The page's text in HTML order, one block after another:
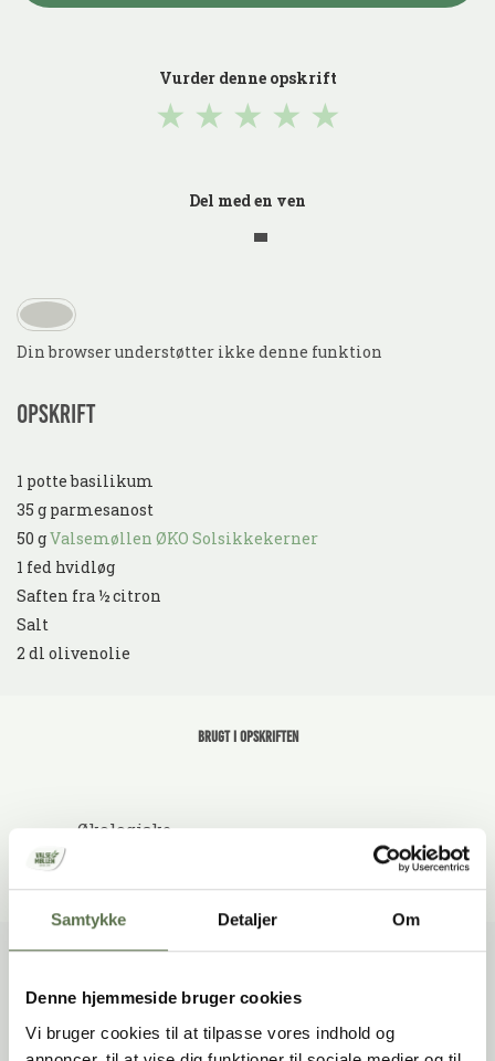
Samtykke Detaljer Om
Denne hjemmeside bruger cookies
Vi bruger cookies til at tilpasse vores indhold og
Vurder denne opskrift
★ ★ ★ ★ ★
Del med en ven
Din browser understøtter ikke denne funktion
Opskrift
1 potte basilikum
35 g parmesanost
50 gValsemøllen ØKO Solsikkekerner
1 fed hvidløg
Saften fra ½ citron
Salt
2 dl olivenolie
Brugt i opskriften
Økologiske
Solsikkekerner
Sådan gør du
Blend basilikum, solsikkekerner, hvidløg og olivenolie
sammen.
Tilsæt parmesanost, citronsaft, salt og blend videre.